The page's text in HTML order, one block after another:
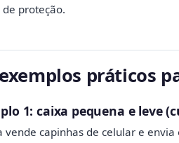
proteção.
práticos
1: caixa pequena e leve
vende capinhas de celular e